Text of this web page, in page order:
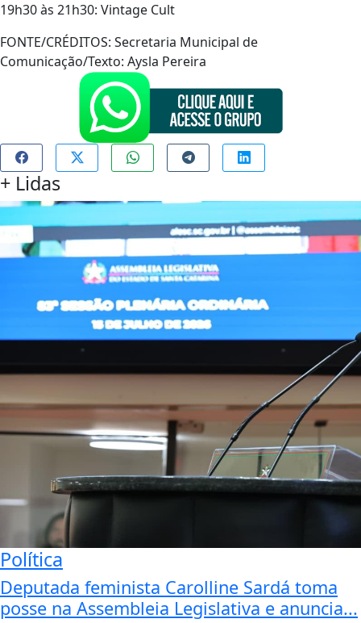
19h30 às 21h30: Vintage Cult
FONTE/CRÉDITOS: Secretaria Municipal de
Comunicação/Texto: Aysla Pereira
+ Lidas
Política
Deputada feminista Carolline Sardá toma
posse na Assembleia Legislativa e anuncia...